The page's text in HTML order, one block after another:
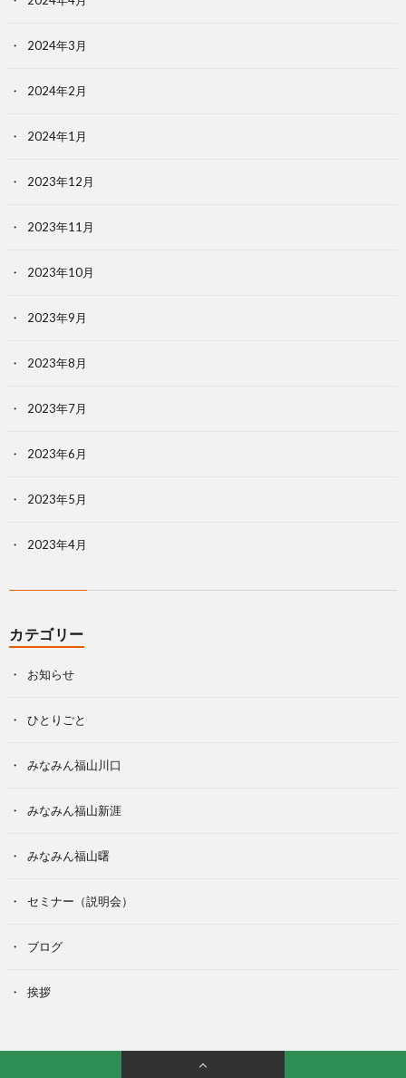
2024年3月
2024年2月
2024年1月
2023年12月
2023年11月
2023年10月
2023年9月
2023年8月
2023年7月
2023年6月
2023年5月
2023年4月
カテゴリー
お知らせ
ひとりごと
みなみん福山川口
みなみん福山新涯
みなみん福山曙
セミナー（説明会）
ブログ
挨拶